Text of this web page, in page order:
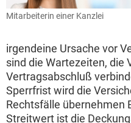
Mitarbeiterin einer Kanzlei
irgendeine Ursache vor
sind die Wartezeiten, die
Vertragsabschluß
Sperrfrist wird die
Rechtsfälle übernehmen
Streitwert ist die